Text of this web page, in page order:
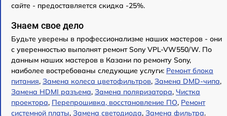
сайте - предоставляется скидка -25%.
Знаем свое дело
Будьте уверены в профессионализме наших мастеров - они
с уверенностью выполнят ремонт Sony VPL-VW550/W. По
данным наших мастеров в Казани по ремонту Sony,
наиболее востребованы следующие услуги: Ремонт блока
питания, Замена колеса цветофильтров, Замена DMD-чипа,
Замена HDMI разъема, Замена поляризатора, Чистка
проектора, Перепрошивка, восстановление ПО, Ремонт
системной платы, Замена светодиода, Замена фильтра.